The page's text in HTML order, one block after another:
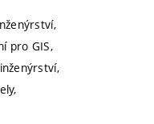
pro GIS,